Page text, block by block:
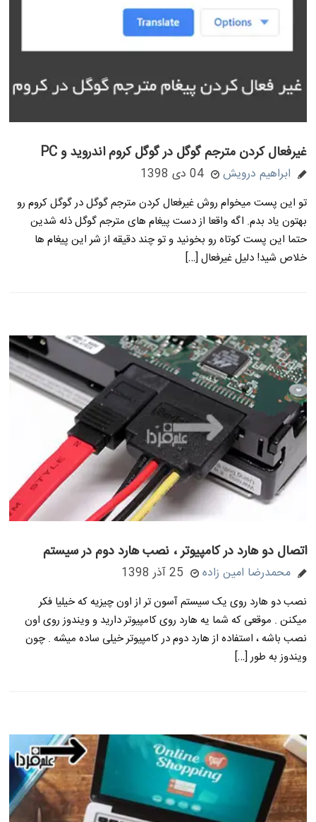
غیرفعال کردن مترجم گوگل در گوگل کروم اندروید و PC
ابراهیم درویش 04 دی 1398
تو این پست میخوام روش غیرفعال کردن مترجم گوگل در گوگل کروم رو
بهتون یاد بدم. اگه واقعا از دست پیغام های مترجم گوگل ذله شدین
حتما این پست کوتاه رو بخونید و تو چند دقیقه از شر این پیغام ها
خلاص شید! دلیل غیرفعال […]
اتصال دو هارد در کامپیوتر ، نصب هارد دوم در سیستم
محمدرضا امین زاده 25 آذر 1398
نصب دو هارد روی یک سیستم آسون تر از اون چیزیه که خیلیا فکر
میکنن . موقعی که شما یه هارد روی کامپیوتر دارید و ویندوز روی اون
نصب باشه ، استفاده از هارد دوم در کامپیوتر خیلی ساده میشه . چون
ویندوز به طور […]